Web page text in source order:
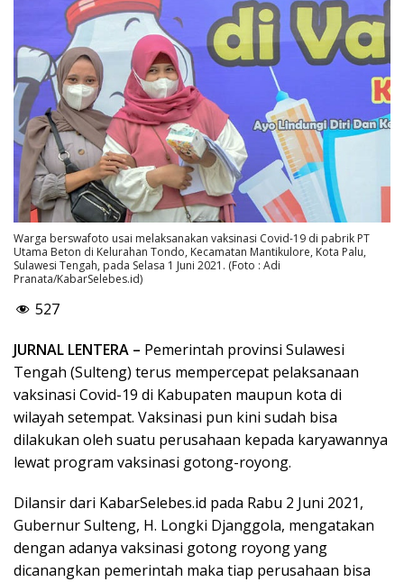
Warga berswafoto usai melaksanakan vaksinasi Covid-19 di pabrik PT
Utama Beton di Kelurahan Tondo, Kecamatan Mantikulore, Kota Palu,
Sulawesi Tengah, pada Selasa 1 Juni 2021. (Foto : Adi
Pranata/KabarSelebes.id)
527
JURNAL LENTERA – Pemerintah provinsi Sulawesi
Tengah (Sulteng) terus mempercepat pelaksanaan
vaksinasi Covid-19 di Kabupaten maupun kota di
wilayah setempat. Vaksinasi pun kini sudah bisa
dilakukan oleh suatu perusahaan kepada karyawannya
lewat program vaksinasi gotong-royong.
Dilansir dari KabarSelebes.id pada Rabu 2 Juni 2021,
Gubernur Sulteng, H. Longki Djanggola, mengatakan
dengan adanya vaksinasi gotong royong yang
dicanangkan pemerintah maka tiap perusahaan bisa